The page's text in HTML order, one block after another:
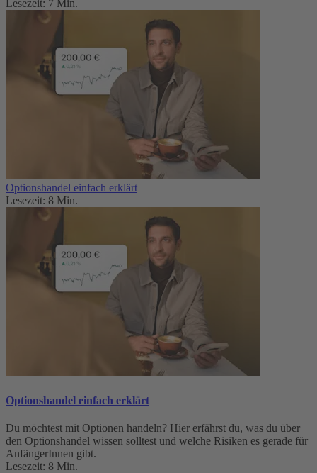
Lesezeit: 7 Min.
Optionshandel einfach erklärt
Lesezeit: 8 Min.
Optionshandel einfach erklärt
Du möchtest mit Optionen handeln? Hier erfährst du, was du über
den Optionshandel wissen solltest und welche Risiken es gerade für
AnfängerInnen gibt.
Lesezeit: 8 Min.